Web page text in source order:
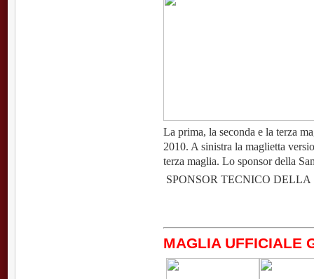
La prima, la seconda e la terza
2010. A sinistra la maglietta
terza maglia. Lo sponsor della
SPONSOR TECNICO
MAGLIA UFFICIALE